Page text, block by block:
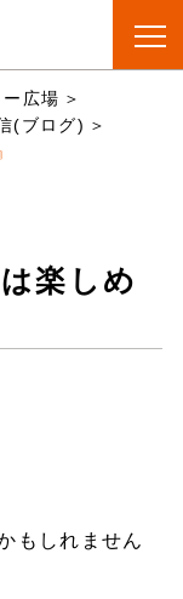
お役立
スト
広場
(ブログ)
楽しめ
もしれません